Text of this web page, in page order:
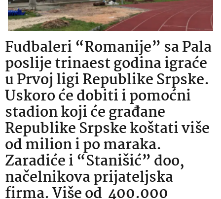
Fudbaleri “Romanije” sa Pala
poslije trinaest godina igraće
u Prvoj ligi Republike Srpske.
Uskoro će dobiti i pomoćni
stadion koji će građane
Republike Srpske koštati više
od milion i po maraka.
Zaradiće i “Stanišić” doo,
načelnikova prijateljska
firma. Više od 400.000